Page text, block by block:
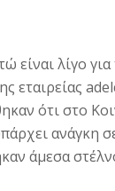
είναι λίγο
εταιρείας
ότι στο
ανάγκη
άμεσα